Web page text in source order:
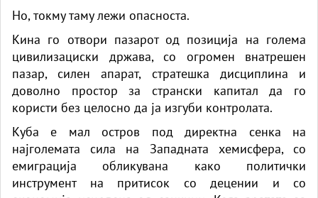
Но, токму таму лежи опасноста.
Кина го отвори пазарот од позиција на голема
цивилизациски држава, со огромен внатрешен
пазар, силен апарат, стратешка дисциплина и
доволно простор за странски капитал да го
користи без целосно да ја изгуби контролата.
Куба е мал остров под директна сенка на
најголемата сила на Западната хемисфера, со
емиграција обликувана како политички
инструмент на притисок со децении и со